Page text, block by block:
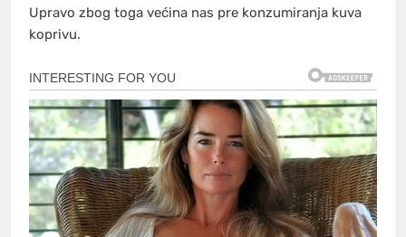
Upravo zbog toga većina nas pre konzumiranja kuva
koprivu.